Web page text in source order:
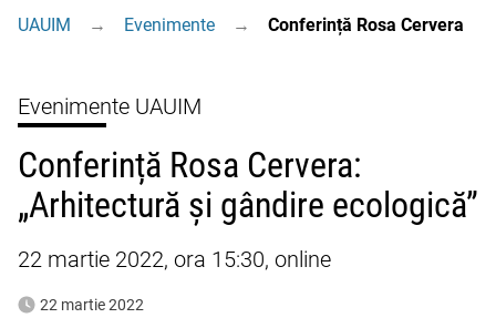
UAUIM → Evenimente → Conferință Rosa Cervera
Evenimente UAUIM
Conferință Rosa Cervera:
„Arhitectură și gândire ecologică”
22 martie 2022, ora 15:30, online
22 martie 2022